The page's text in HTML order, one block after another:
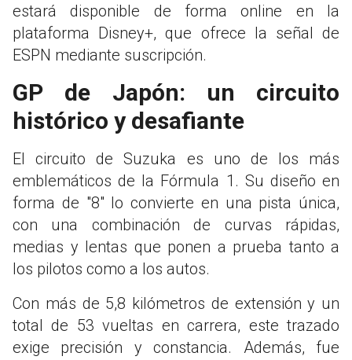
estará disponible de forma online en la
plataforma Disney+, que ofrece la señal de
ESPN mediante suscripción.
GP de Japón: un circuito
histórico y desafiante
El circuito de Suzuka es uno de los más
emblemáticos de la Fórmula 1. Su diseño en
forma de "8" lo convierte en una pista única,
con una combinación de curvas rápidas,
medias y lentas que ponen a prueba tanto a
los pilotos como a los autos.
Con más de 5,8 kilómetros de extensión y un
total de 53 vueltas en carrera, este trazado
exige precisión y constancia. Además, fue